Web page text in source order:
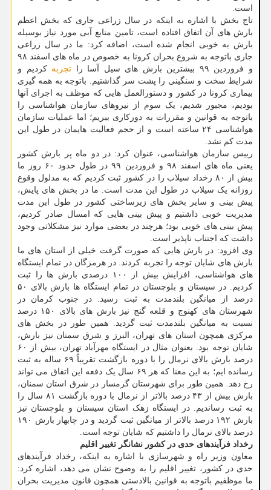
است.
تاج بخش با اشاره به اینکه در سال زراعی جاری که بخش اعظم
بارش های آن اتفاق افتاده است، تامین منابع آبی مورد نیاز بوسیله
بارش به خوبی انجام شده است، اضافه کرد: ما در سال زراعی
جاری باتوجه به شروع بحران کرونا به خصوص در ماه های اسفند ۹۸
و فروردین ۹۹ بیشترین بارش های سیل آسا را
تجربه کردیم و
شرایط سخت و سنگینی را پشت سر گذاشتیم. باتوجه به همه گیری
بیماری کرونا در کشور و دستورالعمل هایی که موظف به اجرای آنها
بودیم، مجبور شدیم، یک سوم از نیروهای سازمان هواشناسی را
باتوجه به قوانین و مقررات به دورکاری ببریم؛ اما عملیات سازمان
هواشناسی ۲۴ ساعته است و از حجم فعالیت هایمان در طول این
مدت کم نشد.
رییس سازمان هواشناسی، عنوان کرد: در دو ماه پر بارش کشور
یعنی ماه های اسفند ۹۸ و فروردین ۹۹ در طول حدود ۶۰ روز ما
بیش از ۸۰ رخداد سیلاب را در کشور ثبت کردیم که به مدلول وقوع
روزانه یک سیلاب در طول این مدت است. ما در بخش های پایش،
پیش بینی و سایر بخش های زیرساختی کشور در طول این مدت
مدیریت خوبی داشتیم و پیش بینی هایی که امسال صادر کردیم،
پیش بینی های خوبی بود؛ هرچند در بعضی موارد نیز مشکلاتی وجود
داشت که اجتناب ناپذیر است.
وی افزود: در بارش هایی که صورت گرفت خیلی از استان های ما
بارش های شایان توجه را تجربه کردند. در هرمزگان در تمام ایستگاه
های هواشناسی، افزایش بیش از ۱۰۰ درصدی بارش ها را ثبت
کردیم. در سیستان و بلوچستان در تمام ایستگاه ها بارش بالای ۵۰
درصد از میانگین بلندمدت به ثبت رسید. در جنوب کرمان در
شهرستان های کهنوج و قلعه گنج نیز بارش های بالای ۱۵۰ درصد
نسبت به میانگین بلندمدت ثبت گردید. همین طور در بخش های
مرکزی همچون استان های تهران، البرز و شرق سمنان نیز بارش،
شایان توجه بود. بعنوان مثال در ایستگاه مهرآباد تهران، بیش از ۶۰
درصد بارش بالای نرمال را با دوره بازگشت تقریباً ۶۹ ساله به ثبت
رسانده ایم؛ به این معنا که هر ۶۹ سال یک دفعه این اتفاق می تواند
رخ دهد. همین طور برای شهرستان گرمسار در شرق استان سمنان،
بارش بیش از ۴۳ درصد بالاتر از نرمال با دوره بازگشت ۸۱ سال را
به ثبت رساندیم. در ایستگاه زهک استان سیستان و بلوچستان نیز
بارش ۱۹۲ درصد بالاتر از میانگین ثبت گردید و در چابهار بارش ۱۹۰
درصد بالای نرمال را داشتیم که شایان توجه است.
رخداد فرآیندهای حدی در کشور نشانگر تغییر اقلیم
معاون وزیر راه و شهرسازی با اشاره به اینکه، رخداد فرآیندهای
حدی در کشور، تغییر اقلیم را به وضوح نشان می دهد، اشاره کرد:
ما موظفیم باتوجه به قوانین بالادستی همچون قانون مدیریت بحران